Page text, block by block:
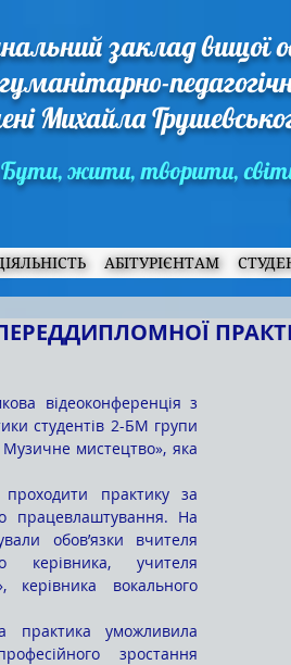
заклад вищої
Михайла
жити, творити,
АБІТУРІЄНТАМ
студентів 2-БМ групи
Музичне мистецтво», яка
працевлаштування. На
обов’язки вчителя
керівника, учителя
керівника вокального
зростання